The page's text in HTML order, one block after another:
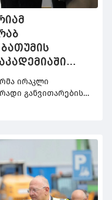
და
ირაკლი
განვითარების
განახლებული